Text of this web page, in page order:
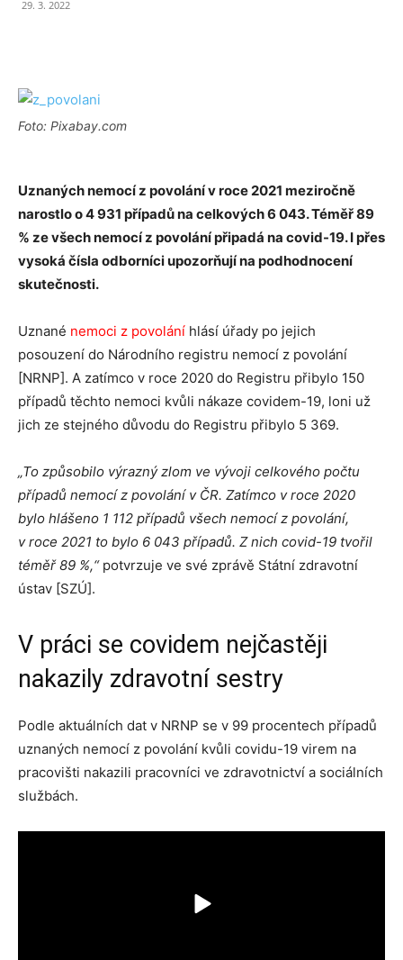
29. 3. 2022
Foto: Pixabay.com
Uznaných nemocí z povolání v roce 2021 meziročně
narostlo o 4 931 případů na celkových 6 043. Téměř 89
% ze všech nemocí z povolání připadá na covid-19. I přes
vysoká čísla odborníci upozorňují na podhodnocení
skutečnosti.
Uznané nemoci z povolání hlásí úřady po jejich
posouzení do Národního registru nemocí z povolání
[NRNP]. A zatímco v roce 2020 do Registru přibylo 150
případů těchto nemoci kvůli nákaze covidem-19, loni už
jich ze stejného důvodu do Registru přibylo 5 369.
„To způsobilo výrazný zlom ve vývoji celkového počtu
případů nemocí z povolání v ČR. Zatímco v roce 2020
bylo hlášeno 1 112 případů všech nemocí z povolání,
v roce 2021 to bylo 6 043 případů. Z nich covid-19 tvořil
téměř 89 %,“ potvrzuje ve své zprávě Státní zdravotní
ústav [SZÚ].
V práci se covidem nejčastěji
nakazily zdravotní sestry
Podle aktuálních dat v NRNP se v 99 procentech případů
uznaných nemocí z povolání kvůli covidu-19 virem na
pracovišti nakazili pracovníci ve zdravotnictví a sociálních
službách.